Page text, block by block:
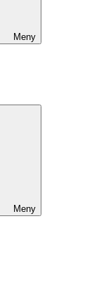
Meny
Meny